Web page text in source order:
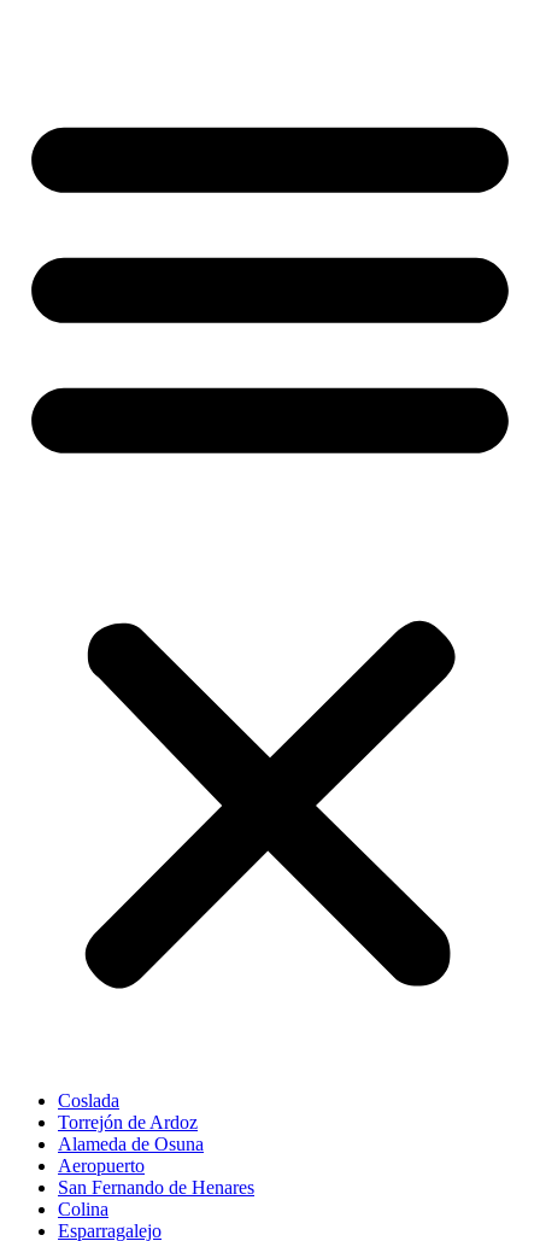
Coslada
Torrejón de Ardoz
Alameda de Osuna
Aeropuerto
San Fernando de Henares
Colina
Esparragalejo